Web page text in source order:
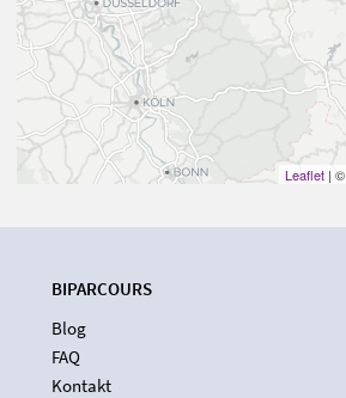
Leaflet | ©
BIPARCOURS
Blog
FAQ
Kontakt